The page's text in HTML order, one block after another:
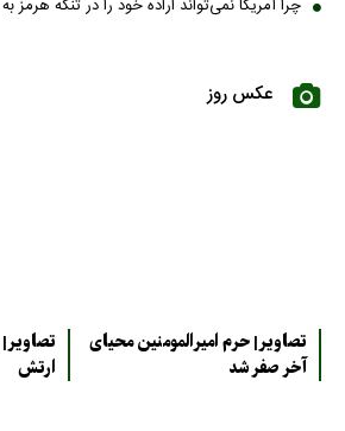
چرا آمریکا نمی‌تواند اراده خود را در تنگه هرمز
عکس روز
تصاویر| حرم امیرالمومنین محیای
آخر صفر شد
ارتش